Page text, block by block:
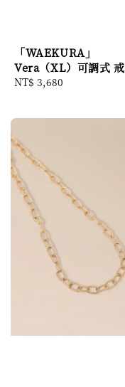
「WAEKURA」
Vera（XL）可調式
Regular
NT$ 3,680